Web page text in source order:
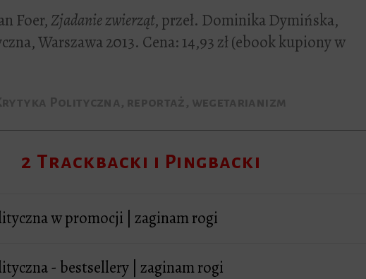
Foer,Zjadanie zwierząt, przeł. Dominika Dymińska,
Warszawa 2013. Cena: 14,93 zł (ebook kupiony w
2 Trackbacki i Pingbacki
w promocji | zaginam rogi
- bestsellery | zaginam rogi